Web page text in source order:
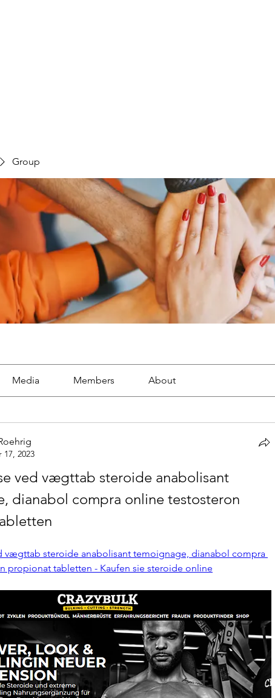
Group
Media Members About
2023
ved vægttab steroide anabolisant
dianabol compra online testosteron
vægttab steroide anabolisant temoignage, dianabol compra
propionat tabletten - Kaufen sie steroide online